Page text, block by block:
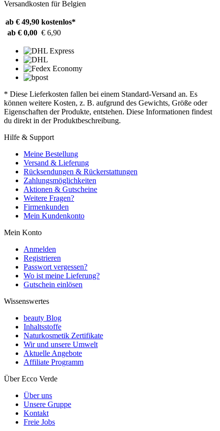
Versandkosten für Belgien
ab € 49,90 kostenlos*
ab € 0,00 € 6,90
* Diese Lieferkosten fallen bei einem Standard-Versand an. Es
können weitere Kosten, z. B. aufgrund des Gewichts, Größe oder
Eigenschaften der Produkte, entstehen. Diese Informationen findest
du direkt in der Produktbeschreibung.
Hilfe & Support
Meine Bestellung
Versand & Lieferung
Rücksendungen & Rückerstattungen
Zahlungsmöglichkeiten
Aktionen & Gutscheine
Weitere Fragen?
Firmenkunden
Mein Kundenkonto
Mein Konto
Anmelden
Registrieren
Passwort vergessen?
Wo ist meine Lieferung?
Gutschein einlösen
Wissenswertes
beauty Blog
Inhaltsstoffe
Naturkosmetik Zertifikate
Wir und unsere Umwelt
Aktuelle Angebote
Affiliate Programm
Über Ecco Verde
Über uns
Unsere Gruppe
Kontakt
Freie Jobs